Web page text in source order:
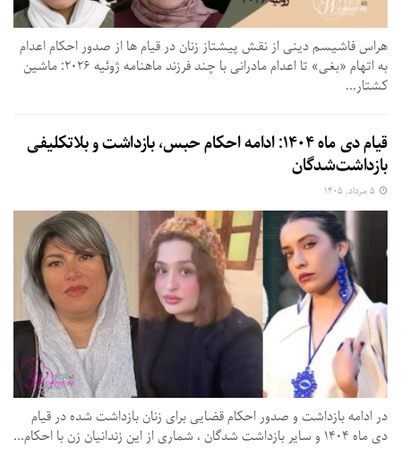
هراس فاشیسم دینی از نقش پیشتاز زنان در قیام ها از صدور احکام اعدام
به اتهام «بغی» تا اعدام مادرانی با چند فرزند ماهنامه ژوئیه ۲۰۲۶: ماشین
کشتار...
قیام دی ماه ۱۴۰۴: ادامه احکام حبس، بازداشت و بلاتکلیفی
بازداشت‌شدگان
در ادامه بازداشت و صدور احکام قضایی برای زنان بازداشت شده در قیام
دی ماه ۱۴۰۴ و سایر بازداشت شدگان ، شماری از این زندانیان زن با احکام...